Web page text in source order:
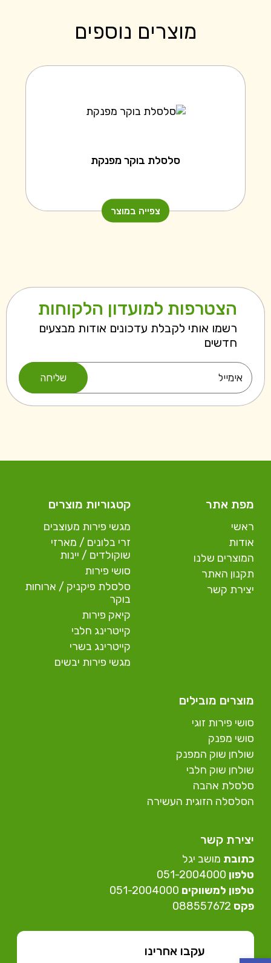
מוצרים נוספים
סלסלת בוקר מפנקת
צפייה במוצר
הצטרפות למועדון הלקוחות
רשמו אותי לקבלת עדכונים אודות מבצעים
חדשים
מפת אתר
ראשי
אודות
המוצרים שלנו
תקנון האתר
יצירת קשר
קטגוריות מוצרים
מגשי פירות מעוצבים
זרי בלונים / מארזי
שוקולדים / יינות
סושי פירות
סלסלת פיקניק / ארוחות
בוקר
קיאק פירות
קייטרינג חלבי
קייטרינג בשרי
מגשי פירות יבשים
מוצרים מובילים
סושי פירות זוגי
סושי מפנק
שולחן שוק המפנק
שולחן שוק חלבי
סלסלת אהבה
הסלסלה הזוגית העשירה
יצירת קשר
כתובת מושב יגל
טלפון
טלפון למשווקים
פקס 088557672
עקבו אחרינו